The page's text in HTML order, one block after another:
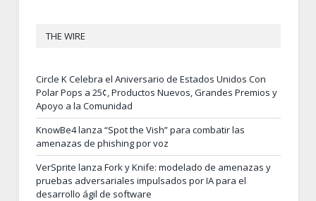
THE WIRE
Circle K Celebra el Aniversario de Estados Unidos Con
Polar Pops a 25¢, Productos Nuevos, Grandes Premios y
Apoyo a la Comunidad
KnowBe4 lanza “Spot the Vish” para combatir las
amenazas de phishing por voz
VerSprite lanza Fork y Knife: modelado de amenazas y
pruebas adversariales impulsados por IA para el
desarrollo ágil de software